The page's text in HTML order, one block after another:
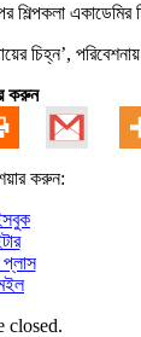
করুন
করুন:
closed.